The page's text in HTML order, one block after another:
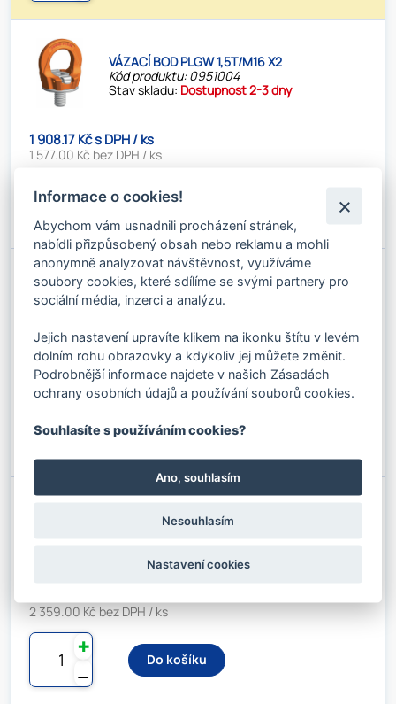
VÁZACÍ BOD PLGW 1,5T/M16 X2
Kód produktu: 0951004
Stav skladu: Dostupnost 2-3 dny
1 908.17 Kč s DPH / ks
1 577.00 Kč bez DPH / ks
✚
Do košíku
VÁZACÍ BOD PLGW 2,3T/M20 X2,5
Kód produktu: 0951006
2 163.48 Kč s DPH / ks
1 788.00 Kč bez DPH / ks
Do košíku
VÁZACÍ BOD PLGW 3,2T/M24
2 359.00 Kč bez DPH / ks
⚊
✚
Do košíku
Informace o cookies!
Abychom vám usnadnili procházení stránek,
nabídli přizpůsobený obsah nebo reklamu a mohli
anonymně analyzovat návštěvnost, využíváme
soubory cookies, které sdílíme se svými partnery pro
sociální média, inzerci a analýzu.
Jejich nastavení upravíte klikem na ikonku štítu v levém
dolním rohu obrazovky a kdykoliv jej můžete změnit.
Podrobnější informace najdete v našich Zásadách
ochrany osobních údajů a používání souborů cookies.
Souhlasíte s používáním cookies?
Ano, souhlasím
Nesouhlasím
Nastavení cookies